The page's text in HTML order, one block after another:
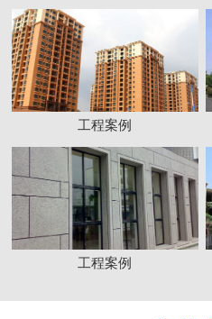
工程案例
工程案例